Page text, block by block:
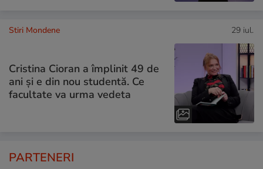
Stiri Mondene 29 iul.
Cristina Cioran a împlinit 49 de
ani și e din nou studentă. Ce
facultate va urma vedeta
PARTENERI